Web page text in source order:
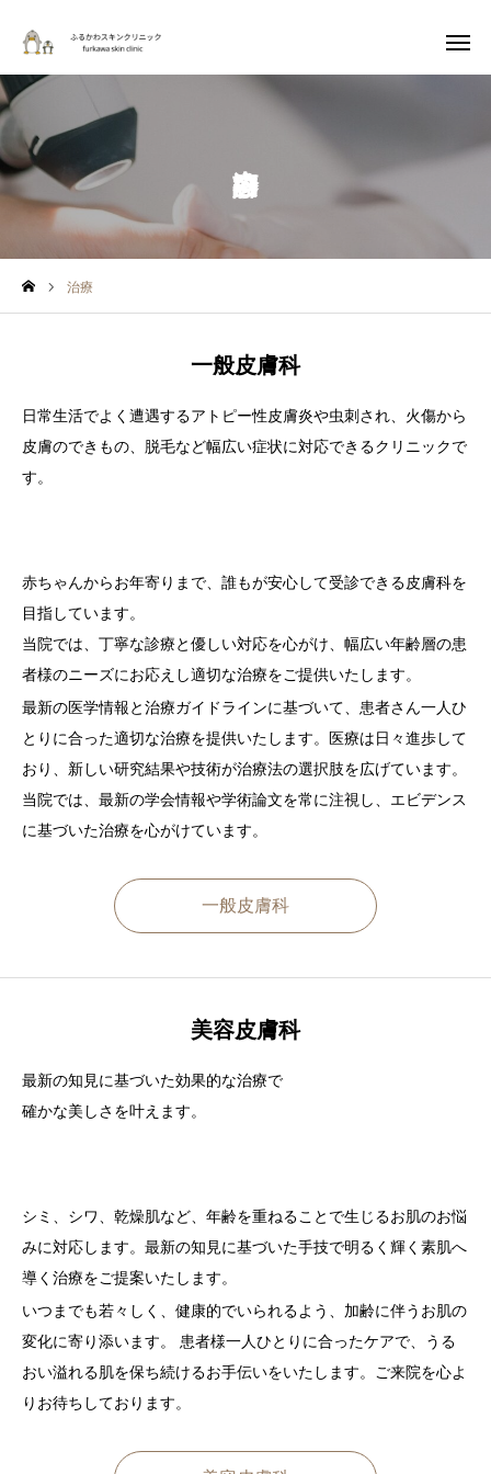
治療
一般皮膚科
日常生活でよく遭遇するアトピー性皮膚炎や虫刺され、火傷から
皮膚のできもの、脱毛など幅広い症状に対応できるクリニックで
す。
赤ちゃんからお年寄りまで、誰もが安心して受診できる皮膚科を
目指しています。
当院では、丁寧な診療と優しい対応を心がけ、幅広い年齢層の患
者様のニーズにお応えし適切な治療をご提供いたします。
最新の医学情報と治療ガイドラインに基づいて、患者さん一人ひ
とりに合った適切な治療を提供いたします。医療は日々進歩して
おり、新しい研究結果や技術が治療法の選択肢を広げています。
当院では、最新の学会情報や学術論文を常に注視し、エビデンス
に基づいた治療を心がけています。
一般皮膚科
美容皮膚科
最新の知見に基づいた効果的な治療で
確かな美しさを叶えます。
シミ、シワ、乾燥肌など、年齢を重ねることで生じるお肌のお悩
みに対応します。最新の知見に基づいた手技で明るく輝く素肌へ
導く治療をご提案いたします。
いつまでも若々しく、健康的でいられるよう、加齢に伴うお肌の
変化に寄り添います。 患者様一人ひとりに合ったケアで、うる
おい溢れる肌を保ち続けるお手伝いをいたします。ご来院を心よ
りお待ちしております。
アクセス Instagram
当院について
医師紹介
診療内容
お悩みから探す
料金一覧
☆一緒に働いてみませんか☆
アクセス
WEB予約